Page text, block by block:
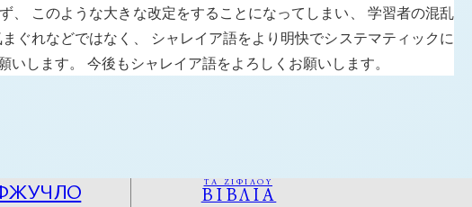
このような大きな改定をすることになってしまい、 学習者の混乱
ぐれなどではなく、 シャレイア語をより明快でシステマティックに
します。 今後もシャレイア語をよろしくお願いします。
ΤΑ ΖΙΦΙΛΟΥ
ΒΙΒΛΙΑ